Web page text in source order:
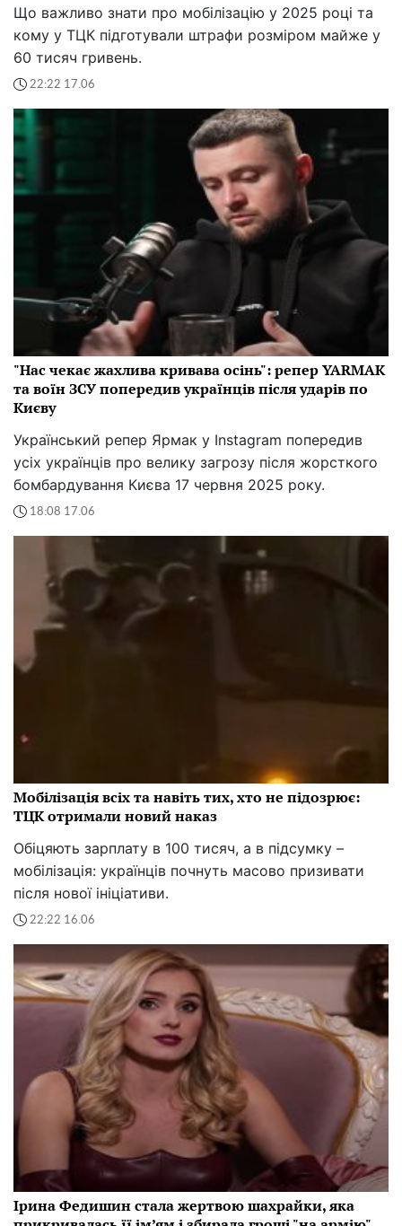
Що важливо знати про мобілізацію у 2025 році та
кому у ТЦК підготували штрафи розміром майже у
60 тисяч гривень.
22:22 17.06
"Нас чекає жахлива кривава осінь": репер YARMAK
та воїн ЗСУ попередив українців після ударів по
Києву
Український репер Ярмак у Instagram попередив
усіх українців про велику загрозу після жорсткого
бомбардування Києва 17 червня 2025 року.
18:08 17.06
Мобілізація всіх та навіть тих, хто не підозрює:
ТЦК отримали новий наказ
Обіцяють зарплату в 100 тисяч, а в підсумку –
мобілізація: українців почнуть масово призивати
після нової ініціативи.
22:22 16.06
Ірина Федишин стала жертвою шахрайки, яка